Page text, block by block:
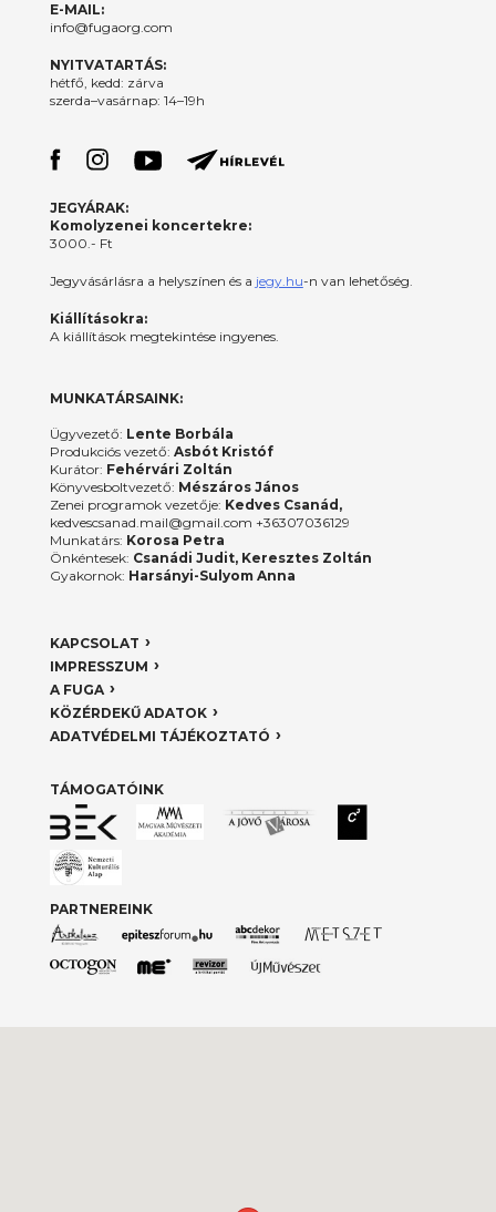
E-MAIL:
info@fugaorg.com
NYITVATARTÁS:
hétfő, kedd: zárva
szerda–vasárnap: 14–19h
JEGYÁRAK:
Komolyzenei koncertekre:
3000.- Ft
Jegyvásárlásra a helyszínen és a jegy.hu-n van lehetőség.
Kiállításokra:
A kiállítások megtekintése ingyenes.
MUNKATÁRSAINK:
Ügyvezető: Lente Borbála
Produkciós vezető: Asbót Kristóf
Kurátor: Fehérvári Zoltán
Könyvesboltvezető: Mészáros János
Zenei programok vezetője: Kedves Csanád,
kedvescsanad.mail@gmail.com +36307036129
Munkatárs: Korosa Petra
Önkéntesek: Csanádi Judit, Keresztes Zoltán
Gyakornok: Harsányi-Sulyom Anna
KAPCSOLAT
IMPRESSZUM
A FUGA
KÖZÉRDEKŰ ADATOK
ADATVÉDELMI TÁJÉKOZTATÓ
TÁMOGATÓINK
PARTNEREINK